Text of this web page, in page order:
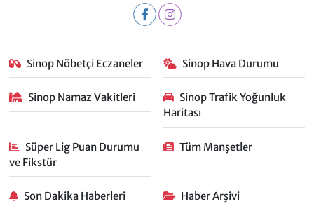
Sinop Nöbetçi Eczaneler Sinop Hava Durumu
Sinop Namaz Vakitleri
Sinop Trafik Yoğunluk
Haritası
Süper Lig Puan Durumu
ve Fikstür
Tüm Manşetler
Son Dakika Haberleri Haber Arşivi